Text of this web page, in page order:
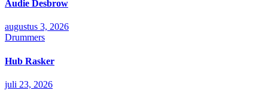
Audie Desbrow
augustus 3, 2026
Drummers
Hub Rasker
juli 23, 2026